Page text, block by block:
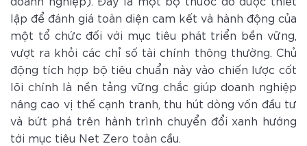
lập để đánh giá toàn diện cam kết và hành động của
một tổ chức đối với mục tiêu phát triển bền vững,
vượt ra khỏi các chỉ số tài chính thông thường. Chủ
động tích hợp bộ tiêu chuẩn này vào chiến lược cốt
lõi chính là nền tảng vững chắc giúp doanh nghiệp
nâng cao vị thế cạnh tranh, thu hút dòng vốn đầu tư
và bứt phá trên hành trình chuyển đổi xanh hướng
tới mục tiêu Net Zero toàn cầu.